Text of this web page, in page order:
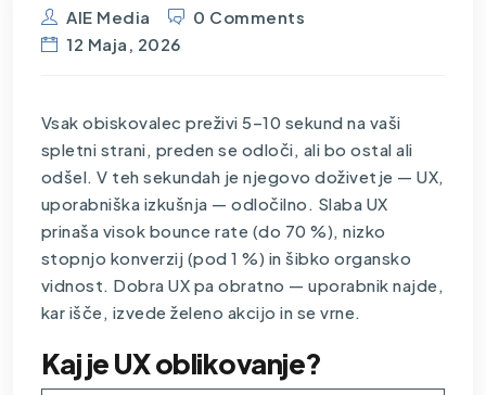
AIE Media
0 Comments
12 Maja, 2026
Vsak obiskovalec preživi 5–10 sekund na vaši
spletni strani, preden se odloči, ali bo ostal ali
odšel. V teh sekundah je njegovo doživetje — UX,
uporabniška izkušnja — odločilno. Slaba UX
prinaša visok bounce rate (do 70 %), nizko
stopnjo konverzij (pod 1 %) in šibko organsko
vidnost. Dobra UX pa obratno — uporabnik najde,
kar išče, izvede želeno akcijo in se vrne.
Kaj je UX oblikovanje?